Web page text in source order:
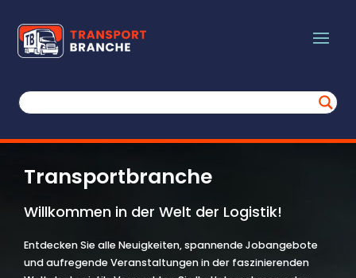
Transportbranche
Willkommen in der Welt der Logistik!
Entdecken Sie alle Neuigkeiten, spannende Jobangebote
und aufregende Veranstaltungen in der faszinierenden